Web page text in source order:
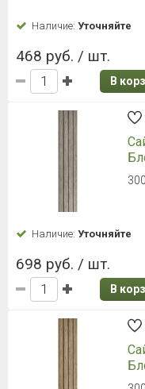
Наличие: Уточняйте
468 руб. / шт.
В
Наличие: Уточняйте
698 руб. / шт.
В